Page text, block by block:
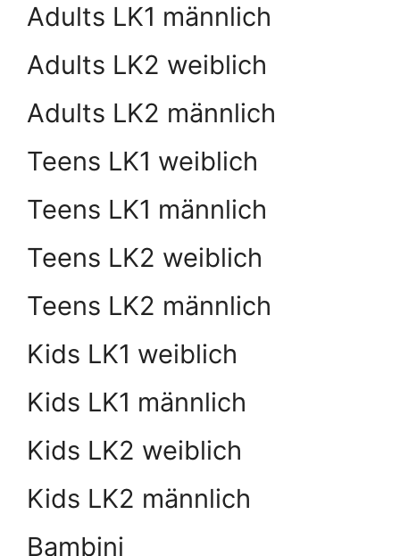
Adults LK1 männlich
Adults LK2 weiblich
Adults LK2 männlich
Teens LK1 weiblich
Teens LK1 männlich
Teens LK2 weiblich
Teens LK2 männlich
Kids LK1 weiblich
Kids LK1 männlich
Kids LK2 weiblich
Kids LK2 männlich
Bambini